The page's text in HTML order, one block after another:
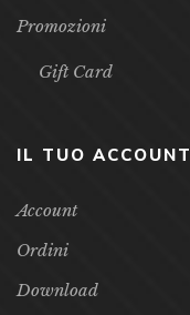
Promozioni
Gift Card
IL TUO ACCOUNT
Account
Ordini
Download